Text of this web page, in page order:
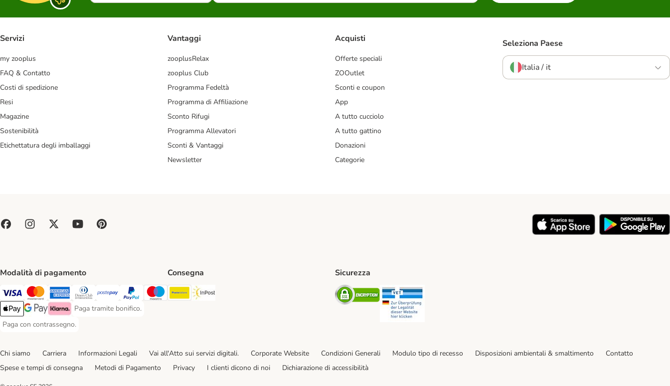
Servizi
my zooplus
FAQ & Contatto
Costi di spedizione
Resi
Magazine
Sostenibilità
Etichettatura degli imballaggi
Vantaggi
zooplusRelax
zooplus Club
Programma Fedeltà
Programma di Affiliazione
Sconto Rifugi
Programma Allevatori
Sconti & Vantaggi
Newsletter
Acquisti
Offerte speciali
ZOOutlet
Sconti e coupon
App
A tutto cucciolo
A tutto gattino
Donazioni
Categorie
Seleziona Paese
Italia / it
Modalità di pagamento
Paga con Visa. Payment Method
Paga con Mastercard. Payment Method
Paga con American Express. Payment Method
Paga con Diners Club. Payment Method
Paga con Postepay. Payment Method
Paga con PayPal. Payment Method
Paga con Maestro. Payment Method
Apple Pay Payment Method
Google Pay Payment Method
Klarna Payment Method
Paga tramite bonifico.
Paga tramite bonifico. Payment Method
Paga con contrassegno.
Paga con contrassegno. Payment Method
Consegna
Poste Italiane. Shipping Method
Sicurezza
Security
Chi siamo Carriera Informazioni Legali Vai all'Atto sui servizi digitali. Corporate Website Condizioni Generali Modulo tipo di recesso Disposizioni ambientali & smaltimento
Contatto
Spese e tempi di consegna
Metodi di Pagamento Privacy I clienti dicono di noi Dichiarazione di accessibilità